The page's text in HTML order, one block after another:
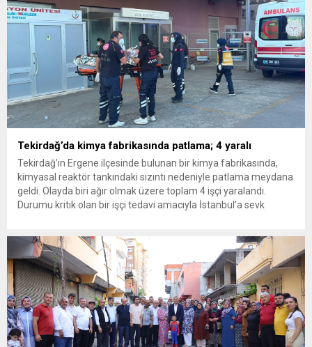
Tekirdağ’da kimya fabrikasında patlama; 4 yaralı
Tekirdağ’ın Ergene ilçesinde bulunan bir kimya fabrikasında,
kimyasal reaktör tankındaki sızıntı nedeniyle patlama meydana
geldi. Olayda biri ağır olmak üzere toplam 4 işçi yaralandı.
Durumu kritik olan bir işçi tedavi amacıyla İstanbul’a sevk
ilçesine...